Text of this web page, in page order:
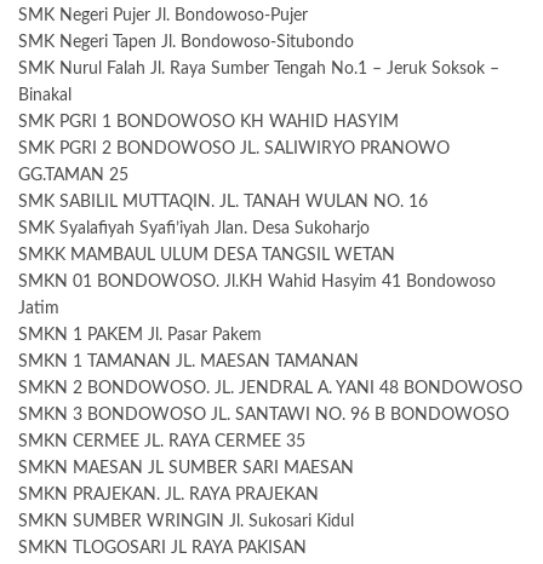
SMK Negeri Pujer Jl. Bondowoso-Pujer
SMK Negeri Tapen Jl. Bondowoso-Situbondo
SMK Nurul Falah Jl. Raya Sumber Tengah No.1 – Jeruk Soksok –
Binakal
SMK PGRI 1 BONDOWOSO KH WAHID HASYIM
SMK PGRI 2 BONDOWOSO JL. SALIWIRYO PRANOWO
GG.TAMAN 25
SMK SABILIL MUTTAQIN. JL. TANAH WULAN NO. 16
SMK Syalafiyah Syafi’iyah Jlan. Desa Sukoharjo
SMKK MAMBAUL ULUM DESA TANGSIL WETAN
SMKN 01 BONDOWOSO. Jl.KH Wahid Hasyim 41 Bondowoso
Jatim
SMKN 1 PAKEM Jl. Pasar Pakem
SMKN 1 TAMANAN JL. MAESAN TAMANAN
SMKN 2 BONDOWOSO. JL. JENDRAL A. YANI 48 BONDOWOSO
SMKN 3 BONDOWOSO JL. SANTAWI NO. 96 B BONDOWOSO
SMKN CERMEE JL. RAYA CERMEE 35
SMKN MAESAN JL SUMBER SARI MAESAN
SMKN PRAJEKAN. JL. RAYA PRAJEKAN
SMKN SUMBER WRINGIN Jl. Sukosari Kidul
SMKN TLOGOSARI JL RAYA PAKISAN